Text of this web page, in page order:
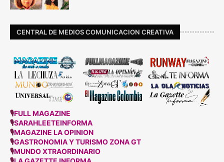
CENTRAL DE MEDIOS COMUNICACION CREATIVA
🎙FULL MAGAZINE
🎙SARAHLEETEINFORMA
🎙MAGAZINE LA OPINION
🎙GASTRONOMIA Y TURISMO ZONA GT
🎙MUNDO XTRAORDINARIO